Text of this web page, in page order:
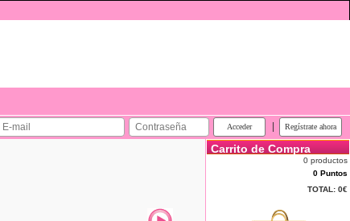
Carrito de Compra
0 productos
0 Puntos
TOTAL: 0€